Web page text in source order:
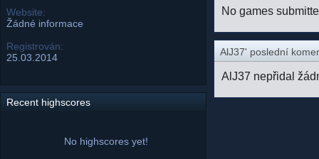
No games
AlJ37' poslední
AlJ37 nepřidal
Website:
Žádné informace
Registrován:
25.03.2014
Recent highscores
No highscores yet!